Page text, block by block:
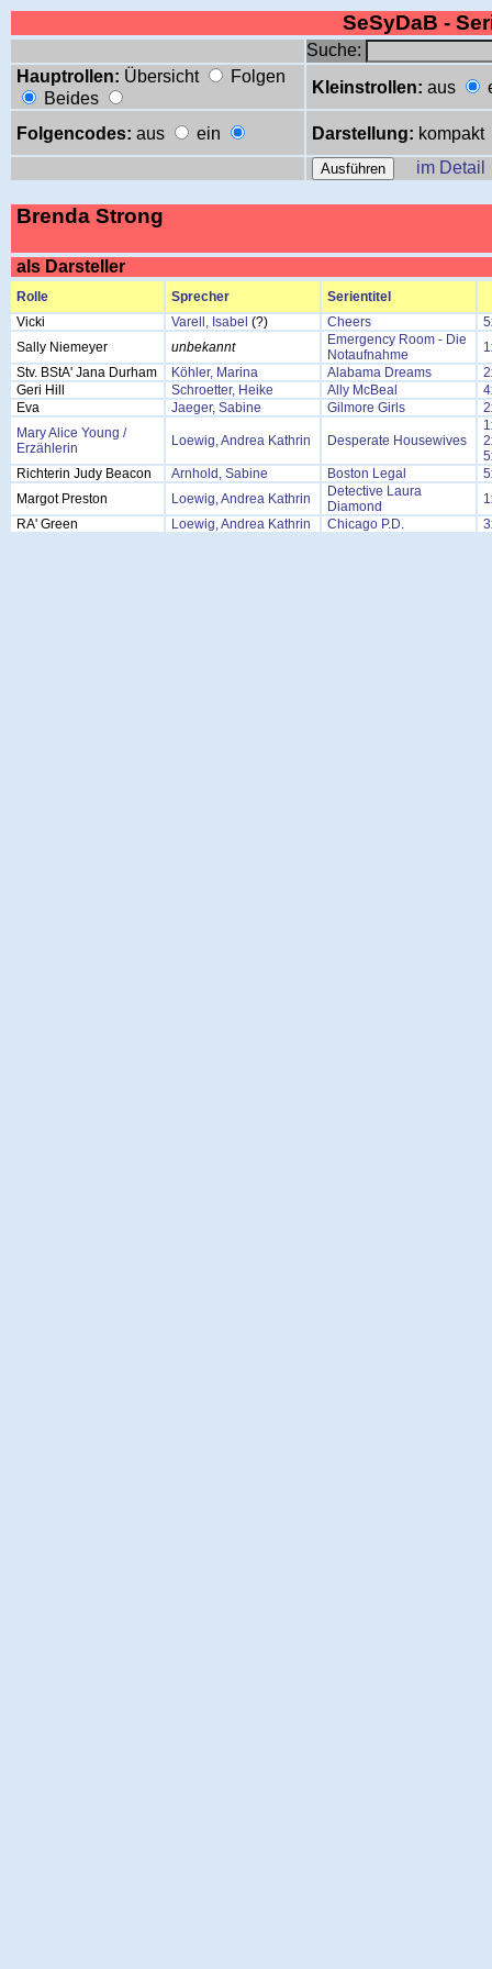
SeSyDaB -
Suche:
Hauptrollen: Übersicht
Folgen
Beides
Kleinstrollen: aus
Folgencodes: aus ein Darstellung: kompakt
im Detail
Brenda Strong
als Darsteller
Rolle Sprecher
Serientitel
Vicki
Varell, Isabel (?) Cheers
Sally Niemeyer
unbekannt
Emergency Room - Die
Notaufnahme
Stv. BStA' Jana Durham
Köhler, Marina Alabama Dreams
Geri Hill
Schroetter, Heike Ally McBeal
Eva
Jaeger, Sabine Gilmore Girls
Mary Alice Young /
Erzählerin
Loewig, Andrea Kathrin Desperate Housewives
Richterin Judy Beacon
Arnhold, Sabine Boston Legal
Margot Preston
Loewig, Andrea Kathrin
Detective Laura
Diamond
RA' Green
Loewig, Andrea Kathrin Chicago P.D.